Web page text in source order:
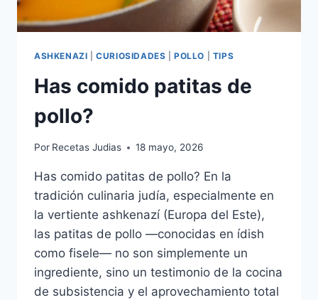
ASHKENAZI |CURIOSIDADES |POLLO TIPS
Has comido patitas de
pollo?
Por Recetas Judias 18 mayo, 2026
Has comido patitas de pollo? En la
tradición culinaria judía, especialmente en
la vertiente ashkenazí (Europa del Este),
las patitas de pollo —conocidas en ídish
como fisele— no son simplemente un
ingrediente, sino un testimonio de la cocina
de subsistencia y el aprovechamiento total